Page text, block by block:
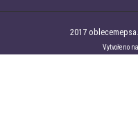
2017
Vytvořeno na